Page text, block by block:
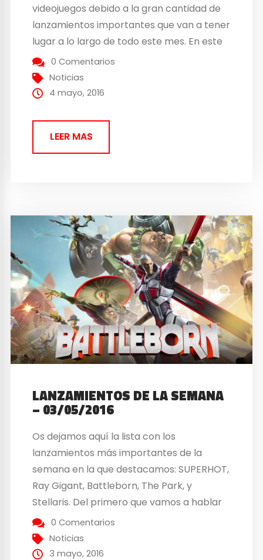
videojuegos debido a la gran cantidad de
lanzamientos importantes que van a tener
lugar a lo largo de todo este mes. En este
artículo vamos a hablar de ellos puesto
que muchos están deseando que vean ya...
0 Comentarios
Noticias
4 mayo, 2016
LEER MAS
LANZAMIENTOS DE LA SEMANA
– 03/05/2016
Os dejamos aquí la lista con los
lanzamientos más importantes de la
semana en la que destacamos: SUPERHOT,
Ray Gigant, Battleborn, The Park, y
Stellaris. Del primero que vamos a hablar
es Superhot que es un juego de acción en
primera persona y de estética minimalista.
En él los jugadores tendrán que disparar y
0 Comentarios
Noticias
3 mayo, 2016